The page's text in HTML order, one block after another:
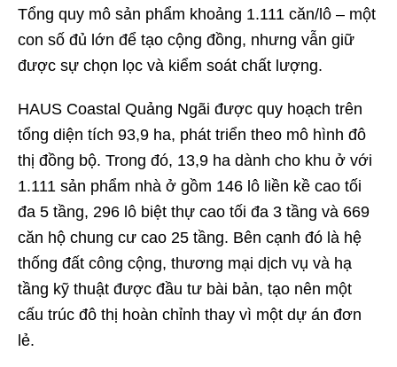
Tổng quy mô sản phẩm khoảng 1.111 căn/lô – một
con số đủ lớn để tạo cộng đồng, nhưng vẫn giữ
được sự chọn lọc và kiểm soát chất lượng.
HAUS Coastal Quảng Ngãi được quy hoạch trên
tổng diện tích 93,9 ha, phát triển theo mô hình đô
thị đồng bộ. Trong đó, 13,9 ha dành cho khu ở với
1.111 sản phẩm nhà ở gồm 146 lô liền kề cao tối
đa 5 tầng, 296 lô biệt thự cao tối đa 3 tầng và 669
căn hộ chung cư cao 25 tầng. Bên cạnh đó là hệ
thống đất công cộng, thương mại dịch vụ và hạ
tầng kỹ thuật được đầu tư bài bản, tạo nên một
cấu trúc đô thị hoàn chỉnh thay vì một dự án đơn
lẻ.